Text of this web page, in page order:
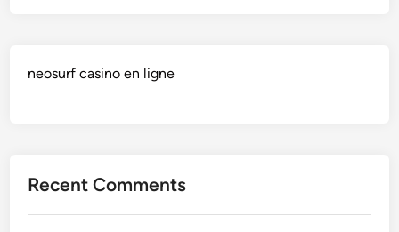
neosurf casino en ligne
Recent Comments